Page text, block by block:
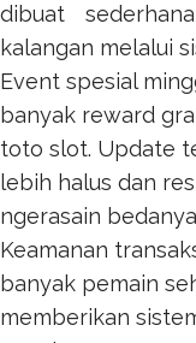
dibuat
kalangan melalui
Event spesial
banyak reward
toto slot. Update
lebih halus dan
ngerasain
Keamanan
banyak pemain
memberikan